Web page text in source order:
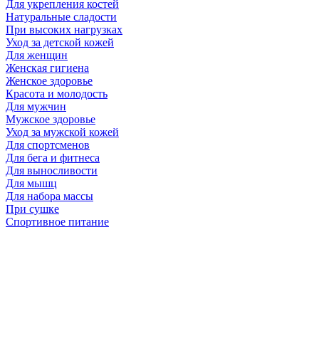
Для укрепления костей
Натуральные сладости
При высоких нагрузках
Уход за детской кожей
Для женщин
Женская гигиена
Женское здоровье
Красота и молодость
Для мужчин
Мужское здоровье
Уход за мужской кожей
Для спортсменов
Для бега и фитнеса
Для выносливости
Для мышц
Для набора массы
При сушке
Спортивное питание